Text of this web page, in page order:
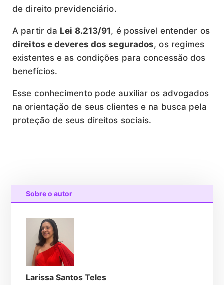
de direito previdenciário.
A partir da Lei 8.213/91, é possível entender os
direitos e deveres dos segurados, os regimes
existentes e as condições para concessão dos
benefícios.
Esse conhecimento pode auxiliar os advogados
na orientação de seus clientes e na busca pela
proteção de seus direitos sociais.
Sobre o autor
Larissa Santos Teles